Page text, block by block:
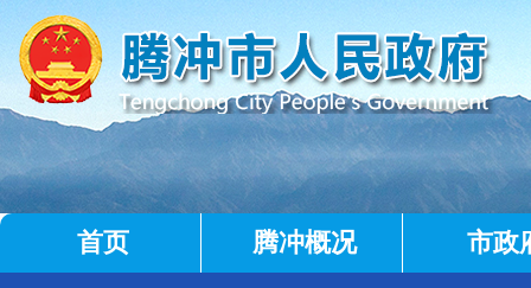
首页 腾冲概况 市政